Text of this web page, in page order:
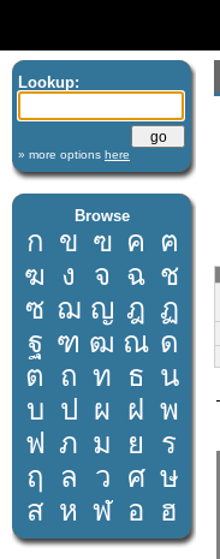
Lookup:
» more options here
Browse
ก ข ฃ ค ฅ
ฆ ง จ ฉ ช
ซ ฌ ญ ฎ ฏ
ฐ ฑ ฒ ณ ด
ต ถ ท ธ น
บ ป ผ ฝ พ
ฟ ภ ม ย
ร
ฤ
ล ว ศ ษ
ส ห ฬ อ ฮ